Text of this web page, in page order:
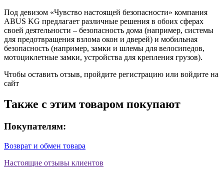
Под девизом «Чувство настоящей безопасности» компания
ABUS KG предлагает различные решения в обоих сферах
своей деятельности – безопасность дома (например, системы
для предотвращения взлома окон и дверей) и мобильная
безопасность (например, замки и шлемы для велосипедов,
мотоциклетные замки, устройства для крепления грузов).
Чтобы оставить отзыв, пройдите регистрацию или войдите на
сайт
Также с этим товаром покупают
Покупателям:
Возврат и обмен товара
Настоящие отзывы клиентов